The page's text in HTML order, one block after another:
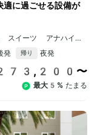
適に過ごせる設備が
イーツ アナハイム
発 帰り 夜発
〜
最大5% たまる